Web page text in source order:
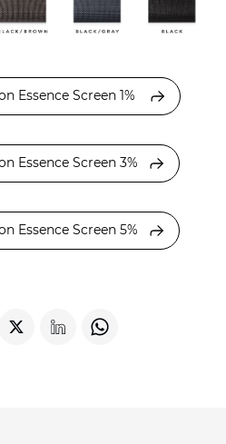
Essence Screen 1%
Essence Screen 3%
Essence Screen 5%